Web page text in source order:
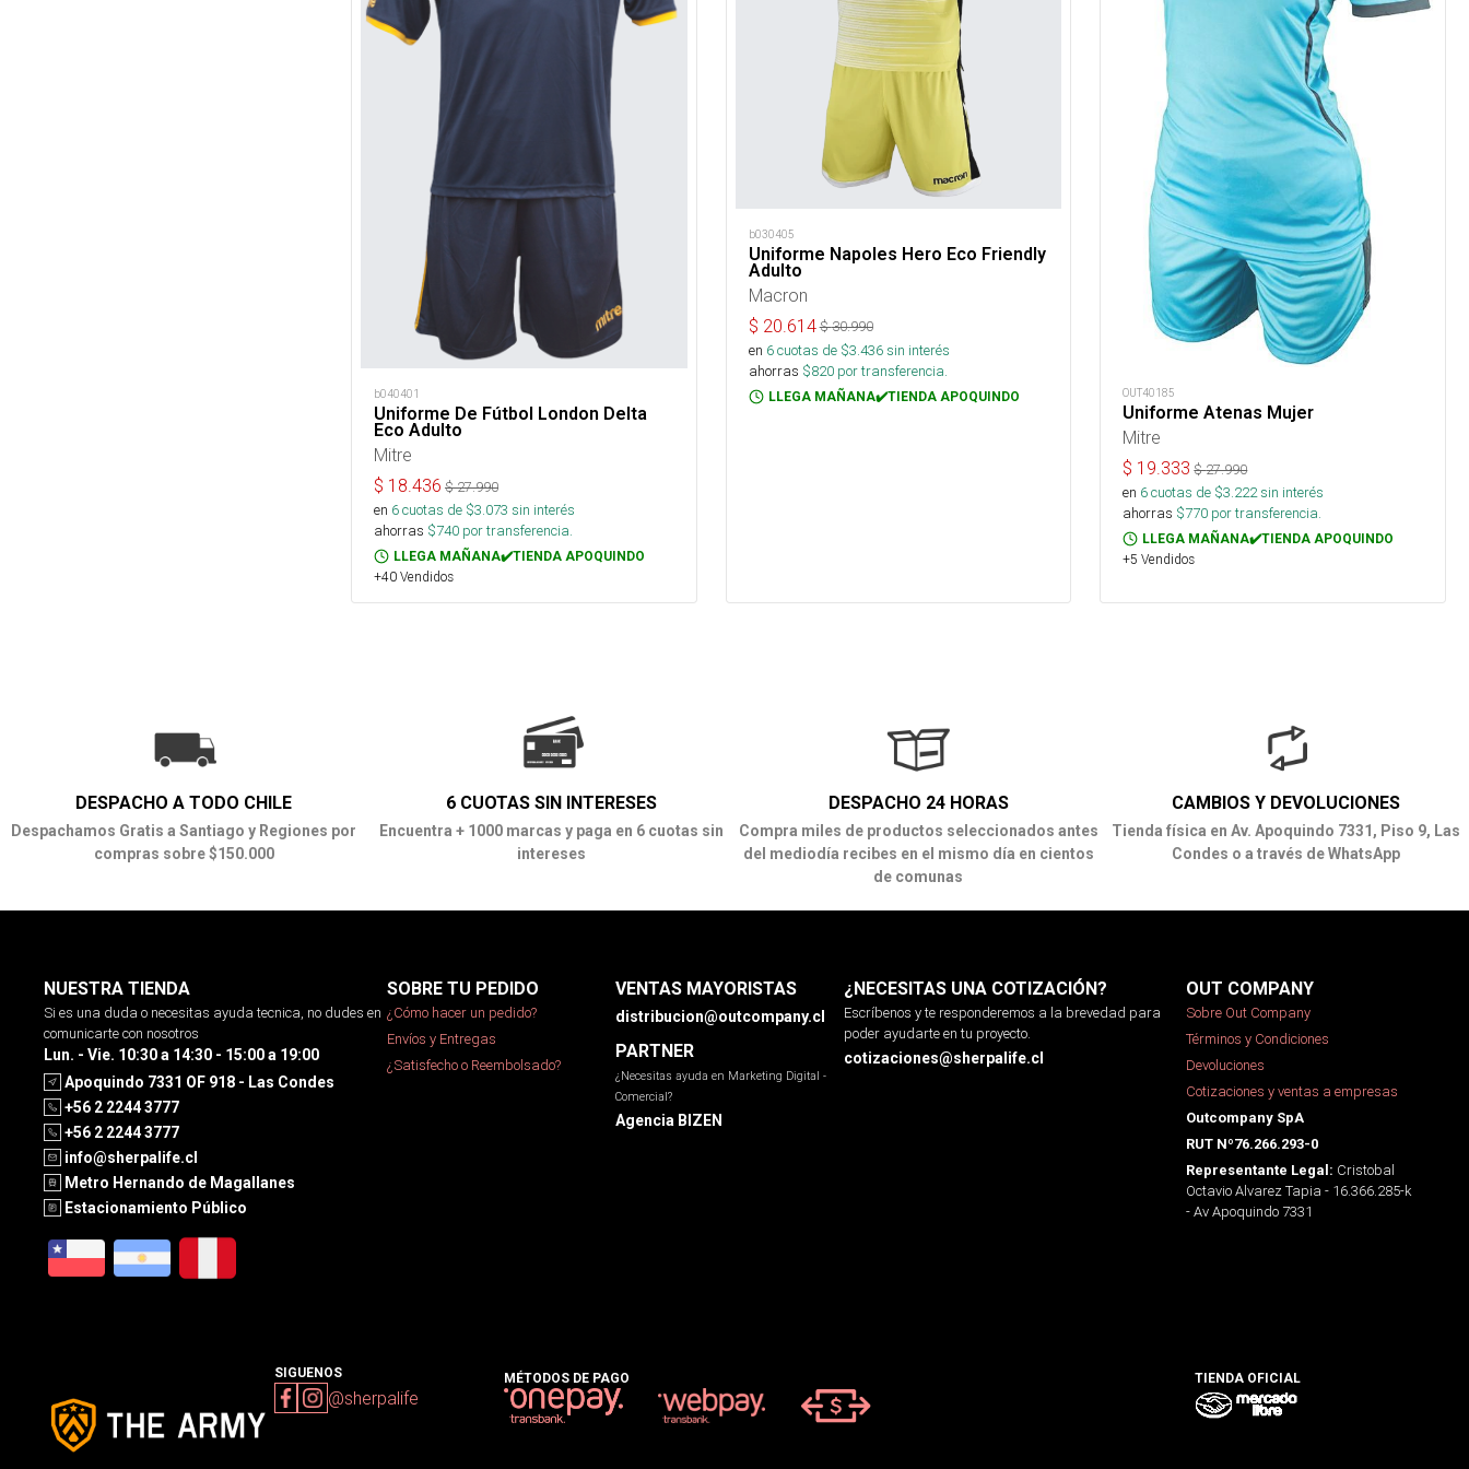
b040401
Uniforme De Fútbol London Delta
Eco Adulto
Mitre
$ 18.436 $27.990
en 6cuotas de $3.073 sin interés
ahorras $740 por transferencia.
LLEGA MAÑANA✔️TIENDA APOQUINDO
+40 Vendidos
b030405
Uniforme Napoles Hero Eco Friendly
Adulto
Macron
$ 20.614 $30.990
en 6cuotas de $3.436sin interés
ahorras $820por transferencia.
LLEGA MAÑANA✔️TIENDA APOQUINDO OUT40185
Uniforme Atenas Mujer
Mitre
$ 19.333 $27.990
en 6cuotas de $3.222sin interés
ahorras $770 por transferencia.
LLEGA MAÑANA✔️TIENDA APOQUINDO
+5 Vendidos
DESPACHO A TODO CHILE
Despachamos Gratis a Santiago y Regiones por
compras sobre $150.000
6 CUOTAS SIN INTERESES
Encuentra + 1000 marcas y paga en 6 cuotas sin
intereses
DESPACHO 24 HORAS
Compra miles de productos seleccionados antes
del mediodía recibes en el mismo día en cientos
de comunas
CAMBIOS Y DEVOLUCIONES
Tienda física en Av. Apoquindo 7331, Piso 9, Las
Condes o a través de WhatsApp
NUESTRA TIENDA
Si es una duda o necesitas ayuda tecnica, no dudes en
comunicarte con nosotros
Lun. - Vie. 10:30 a 14:30 - 15:00 a 19:00
Apoquindo 7331 OF 918 - Las Condes
+56 2 2244 3777
+56 2 2244 3777
info@sherpalife.cl
Metro Hernando de Magallanes
Estacionamiento Público
SOBRE TU PEDIDO
¿Cómo hacer un pedido?
Envíos y Entregas
¿Satisfecho o Reembolsado?
VENTAS MAYORISTAS
distribucion@outcompany.cl
PARTNER
¿Necesitas ayuda en Marketing Digital -
Comercial?
Agencia BIZEN
¿NECESITAS UNA COTIZACIÓN?
Escríbenos y te responderemos a la brevedad para
poder ayudarte en tu proyecto.
cotizaciones@sherpalife.cl
OUT COMPANY
Sobre Out Company
Términos y Condiciones
Devoluciones
Cotizaciones y ventas a empresas
Outcompany SpA
RUT Nº76.266.293-0
Representante Legal: Cristobal
Octavio Alvarez Tapia - 16.366.285-k
- Av Apoquindo 7331
SIGUENOS
@sherpalife
MÉTODOS DE PAGO TIENDA OFICIAL